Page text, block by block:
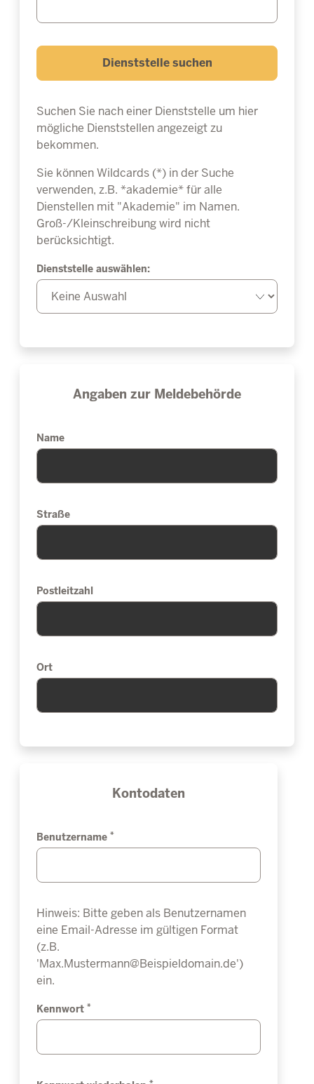
Dienststelle suchen
Suchen Sie nach einer Dienststelle um hier
mögliche Dienststellen angezeigt zu
bekommen.
Sie können Wildcards (*) in der Suche
verwenden, z.B. *akademie* für alle
Dienstellen mit "Akademie" im Namen.
Groß-/Kleinschreibung wird nicht
berücksichtigt.
Dienststelle auswählen:
Angaben zur Meldebehörde
Name
Straße
Postleitzahl
Ort
Kontodaten
Benutzername *
Hinweis: Bitte geben als Benutzernamen
eine Email-Adresse im gültigen Format
(z.B.
'Max.Mustermann@Beispieldomain.de')
ein.
Kennwort *